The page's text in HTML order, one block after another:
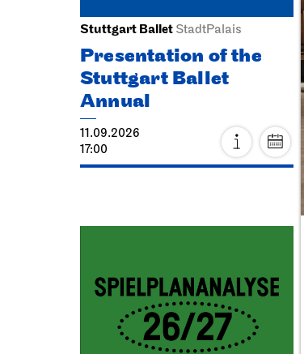
Stuttgart Ballet StadtPalais
Presentation of the
Stuttgart Ballet
Annual
11.09.2026
17:00